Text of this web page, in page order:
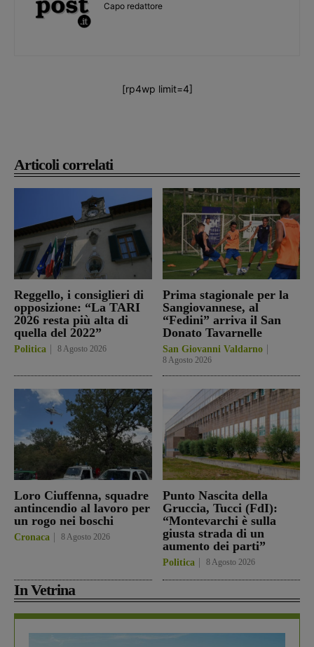
Articoli correlati
Reggello, i consiglieri di
opposizione: “La TARI
2026 resta più alta di
quella del 2022”
Politica 8 Agosto 2026
Prima stagionale per la
Sangiovannese, al
“Fedini” arriva il San
Donato Tavarnelle
San Giovanni Valdarno
8 Agosto 2026
Loro Ciuffenna, squadre
antincendio al lavoro per
un rogo nei boschi
Cronaca 8 Agosto 2026
Punto Nascita della
Gruccia, Tucci (FdI):
“Montevarchi è sulla
giusta strada di un
aumento dei parti”
Politica 8 Agosto 2026
In Vetrina
Capo redattore
[rp4wp limit=4]